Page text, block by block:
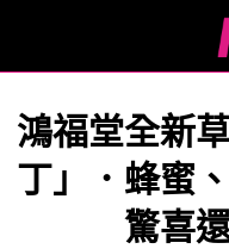
鴻福堂全新
丁」．蜂蜜
驚喜